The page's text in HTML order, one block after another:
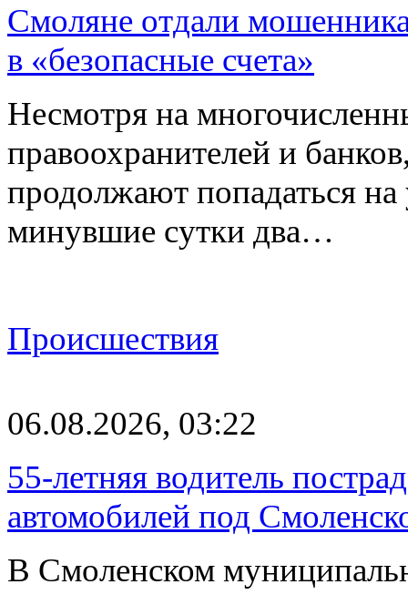
Смоляне отдали
в «безопасные счета»
Несмотря на
правоохранителей и
продолжают попадаться
минувшие сутки два…
Происшествия
06.08.2026, 03:22
55-летняя водитель
автомобилей под
В Смоленском